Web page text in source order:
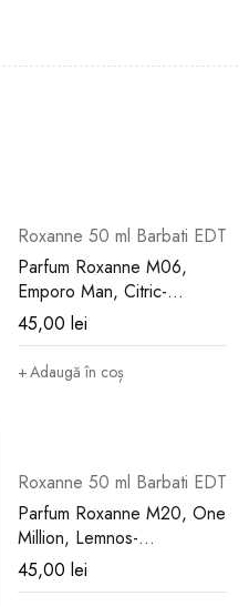
Roxanne 50 ml Barbati EDT
Parfum Roxanne M06,
Emporo Man, Citric-
Aromatic, Barbati, 50 ml
45,00 lei
Adaugă în coș
Roxanne 50 ml Barbati EDT
Parfum Roxanne M20, One
Million, Lemnos-
Condimentat, Barbati, 50 ml
45,00 lei